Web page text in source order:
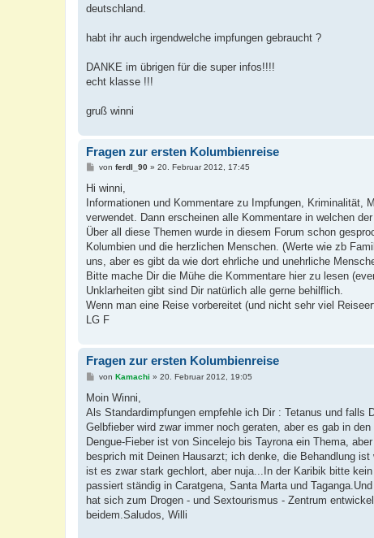
r
deutschland.
habt ihr auch irgendwelche impfungen gebraucht ?
DANKE im übrigen für die super infos!!!!
echt klasse !!!
gruß winni
Fragen zur ersten Kolumbienreise
B
r
a
von ferdl_90» 20. Februar 2012, 17:45
Hi winni,
Informationen und Kommentare zu Impfungen,
verwendet. Dann erscheinen alle Kommentare in welchen
Über all diese Themen wurde in diesem Forum schon
Kolumbien und die herzlichen Menschen. (Werte wie zb
uns, aber es gibt da wie dort ehrliche und unehrliche
Bitte mache Dir die Mühe die Kommentare hier zu lesen
Unklarheiten gibt sind Dir natürlich alle gerne behilflich.
Wenn man eine Reise vorbereitet (und nicht sehr viel
LG F
Fragen zur ersten Kolumbienreise
B
i
r
a
von Kamachi » 20. Februar 2012, 19:05
Moin Winni,
Als Standardimpfungen empfehle ich Dir : Tetanus und falls
Gelbfieber wird zwar immer noch geraten, aber es gab in
Dengue-Fieber ist von Sincelejo bis Tayrona ein Thema,
besprich mit Deinen Hausarzt; ich denke, die Behandlung
ist es zwar stark gechlort, aber nuja...In der Karibik bitte
passiert ständig in Caratgena, Santa Marta und
hat sich zum Drogen - und Sextourismus - Zentrum
beidem.Saludos, Willi